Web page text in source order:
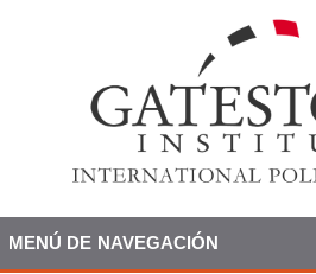
MENÚ DE NAVEGACIÓN